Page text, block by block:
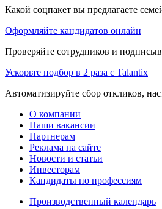
Какой соцпакет вы предлагаете
Оформляйте кандидатов онлайн
Проверяйте сотрудников и
Ускорьте подбор в 2 раза с Talantix
Автоматизируйте сбор откликов,
О компании
Наши вакансии
Партнерам
Реклама на сайте
Новости и статьи
Инвесторам
Кандидаты по профессиям
Производственный календарь